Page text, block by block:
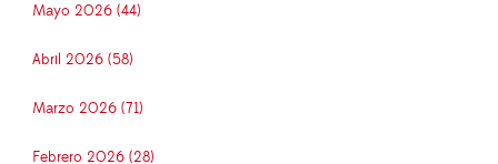
Mayo 2026 (44)
Abril 2026 (58)
Marzo 2026 (71)
Febrero 2026 (28)